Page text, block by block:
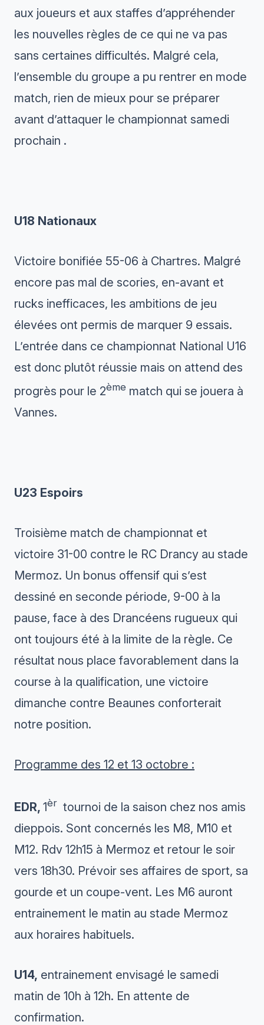
aux joueurs et aux staffes d’appréhender
les nouvelles règles de ce qui ne va pas
sans certaines difficultés. Malgré cela,
l’ensemble du groupe a pu rentrer en mode
match, rien de mieux pour se préparer
avant d’attaquer le championnat samedi
prochain .
U18 Nationaux
Victoire bonifiée 55-06 à Chartres. Malgré
encore pas mal de scories, en-avant et
rucks inefficaces, les ambitions de jeu
élevées ont permis de marquer 9 essais.
L’entrée dans ce championnat National U16
est donc plutôt réussie mais on attend des
progrès pour le 2ème match qui se jouera à
Vannes.
U23 Espoirs
Troisième match de championnat et
victoire 31-00 contre le RC Drancy au stade
Mermoz. Un bonus offensif qui s’est
dessiné en seconde période, 9-00 à la
pause, face à des Drancéens rugueux qui
ont toujours été à la limite de la règle. Ce
résultat nous place favorablement dans la
course à la qualification, une victoire
dimanche contre Beaunes conforterait
notre position.
Programme des 12 et 13 octobre :
EDR, 1èr tournoi de la saison chez nos amis
dieppois. Sont concernés les M8, M10 et
M12. Rdv 12h15 à Mermoz et retour le soir
vers 18h30. Prévoir ses affaires de sport, sa
gourde et un coupe-vent. Les M6 auront
entrainement le matin au stade Mermoz
aux horaires habituels.
U14, entrainement envisagé le samedi
matin de 10h à 12h. En attente de
confirmation.